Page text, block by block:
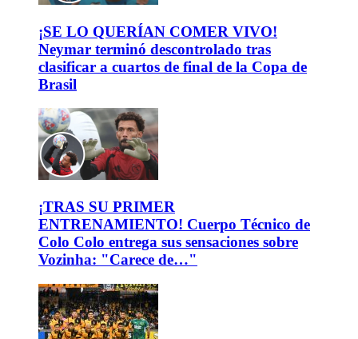
¡SE LO QUERÍAN COMER VIVO!
Neymar terminó descontrolado tras
clasificar a cuartos de final de la Copa de
Brasil
¡TRAS SU PRIMER
ENTRENAMIENTO! Cuerpo Técnico de
Colo Colo entrega sus sensaciones sobre
Vozinha: "Carece de…"